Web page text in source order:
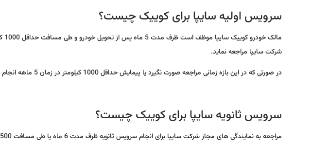
سرویس اولیه سایپا برای کوییک چیست؟
شرکت سایپا مراجعه نماید.
در صورتی که در این بازه زمانی مراجعه صورت نگیرد یا پیمایش حداقل 1000 کیلومتر در زمان 5 ماهه انجام نشود گارانتی خودرو کوییک به صورت کامل ابطال می شود.
سرویس ثانویه سایپا برای کوییک چیست؟